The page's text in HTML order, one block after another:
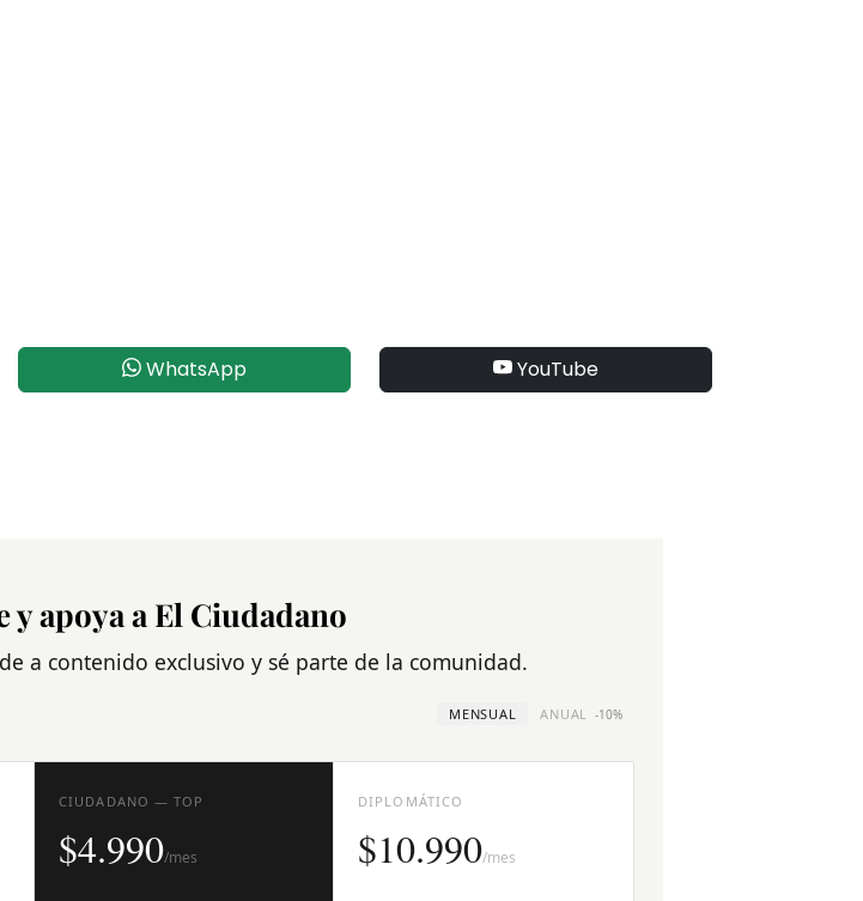
WhatsApp YouTube
y apoya a El Ciudadano
a contenido exclusivo y sé parte de la comunidad.
MENSUAL ANUAL -10%
CIUDADANO — TOP
$4.990/mes
DIPLOMÁTICO
$10.990/mes